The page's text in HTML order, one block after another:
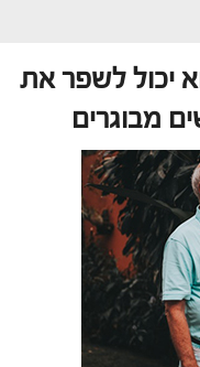
יכול לשפר את
מבוגרים